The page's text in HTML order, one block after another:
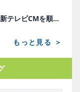
横浜ゴム、「アイスガード」ブランドの新テレビCMを順次放映
もっと見る ＞